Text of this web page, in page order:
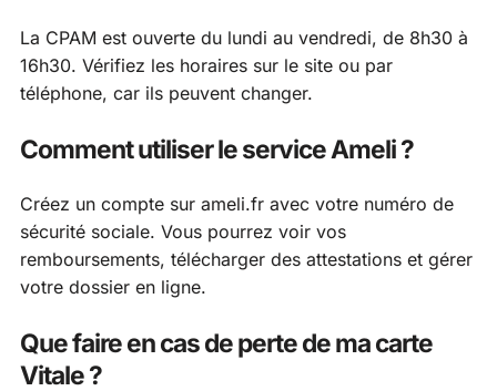
La CPAM est ouverte du lundi au vendredi, de 8h30 à
16h30. Vérifiez les horaires sur le site ou par
téléphone, car ils peuvent changer.
Comment utiliser le service Ameli ?
Créez un compte sur ameli.fr avec votre numéro de
sécurité sociale. Vous pourrez voir vos
remboursements, télécharger des attestations et gérer
votre dossier en ligne.
Que faire en cas de perte de ma carte
Vitale ?